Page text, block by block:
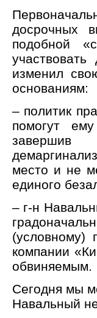
досрочных
подобной
изменил
основаниям:
– политик
помогут
завершив
место и не
единого
– г-н
(условному)
компании
обвиняемым.
Сегодня мы
Навальный